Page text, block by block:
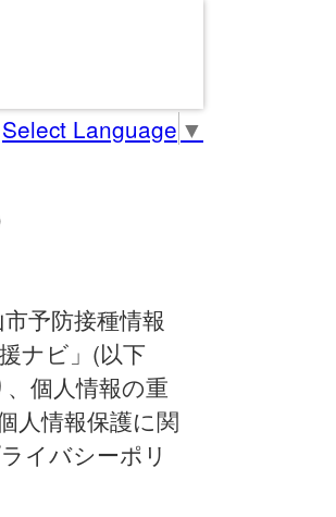
Select Language ▼
予防接種情報
ナビ」(以下
個人情報の重
人情報保護に関
イバシーポリ